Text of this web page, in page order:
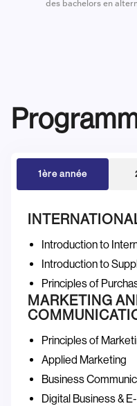
des bachelors en
1ère année
Introduction to
Introduction to
Principles of
MARKETING AND
Principles of
Applied Marketing
Business
Digital Business &